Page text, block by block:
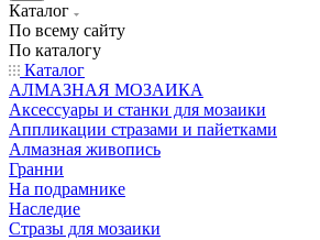
Каталог
По всему сайту
По каталогу
Каталог
АЛМАЗНАЯ МОЗАИКА
Аксессуары и станки для мозаики
Аппликации стразами и пайетками
Алмазная живопись
Гранни
На подрамнике
Наследие
Стразы для мозаики